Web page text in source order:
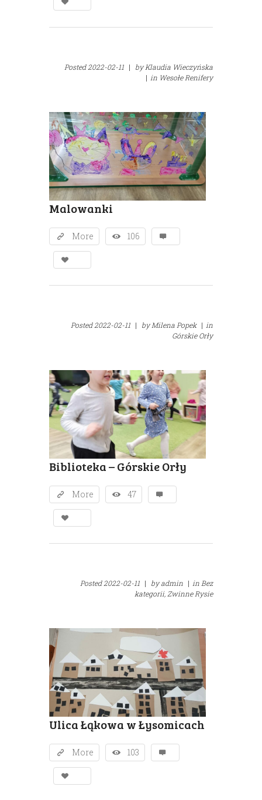
Posted2022-02-11 | byKlaudia Wieczyńska
| in Wesołe Renifery
Malowanki
More 106
Posted2022-02-11 | byMilena Popek | in
Górskie Orły
Biblioteka – Górskie Orły
More 47
Posted2022-02-11 | byadmin | inBez
kategorii,Zwinne Rysie
Ulica Łąkowa w Łysomicach
More 103